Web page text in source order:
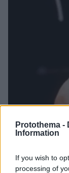
Protothema -
Information
If you wish to
processing of